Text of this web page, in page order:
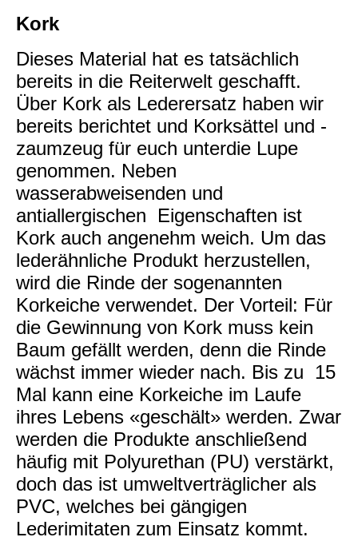
Kork
Dieses Material hat es tatsächlich
bereits in die Reiterwelt geschafft.
Über Kork als Lederersatz haben wir
bereits berichtet und Korksättel und -
zaumzeug für euch unterdie Lupe
genommen. Neben
wasserabweisenden und
antiallergischen Eigenschaften ist
Kork auch angenehm weich. Um das
lederähnliche Produkt herzustellen,
wird die Rinde der sogenannten
Korkeiche verwendet. Der Vorteil: Für
die Gewinnung von Kork muss kein
Baum gefällt werden, denn die Rinde
wächst immer wieder nach. Bis zu 15
Mal kann eine Korkeiche im Laufe
ihres Lebens «geschält» werden. Zwar
werden die Produkte anschließend
häufig mit Polyurethan (PU) verstärkt,
doch das ist umweltverträglicher als
PVC, welches bei gängigen
Lederimitaten zum Einsatz kommt.